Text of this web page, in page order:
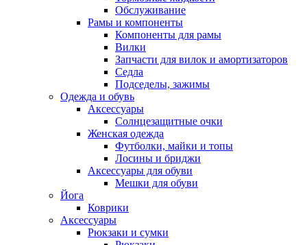
Обслуживание
Рамы и компоненты
Компоненты для рамы
Вилки
Запчасти для вилок и амортизаторов
Седла
Подседелы, зажимы
Одежда и обувь
Аксессуары
Солнцезащитные очки
Женская одежда
Футболки, майки и топы
Лосины и бриджи
Аксессуары для обуви
Мешки для обуви
Йога
Коврики
Аксессуары
Рюкзаки и сумки